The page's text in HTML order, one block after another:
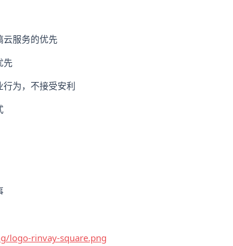
云服务的优先
先
为，不接受安利
logo-rinvay-square.png